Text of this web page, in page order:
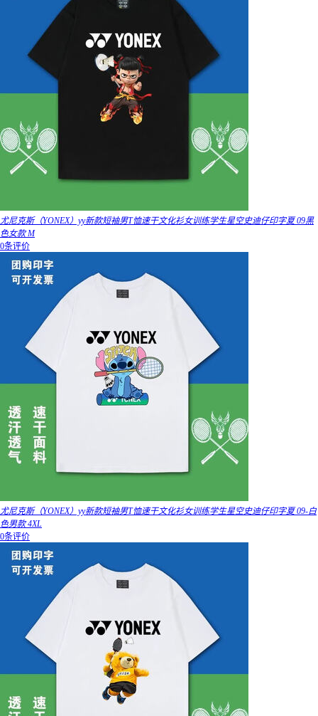
尤尼克斯（YONEX）yy新款短袖男T恤速干文化衫女训练学生星空史迪仔印字夏 09黑
色女款 M
0条评价
尤尼克斯（YONEX）yy新款短袖男T恤速干文化衫女训练学生星空史迪仔印字夏 09-白
色男款 4XL
0条评价